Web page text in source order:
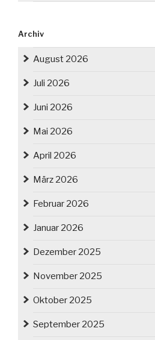
Archiv
August 2026
Juli 2026
Juni 2026
Mai 2026
April 2026
März 2026
Februar 2026
Januar 2026
Dezember 2025
November 2025
Oktober 2025
September 2025